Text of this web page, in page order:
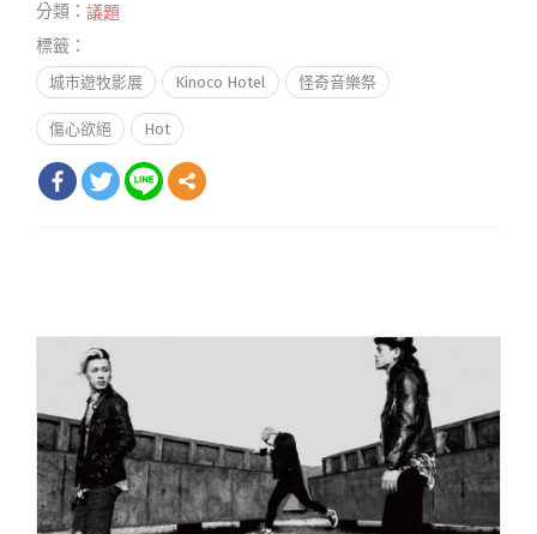
分類： 議題
標籤：
城市遊牧影展 Kinoco Hotel 怪奇音樂祭
傷心欲絕 Hot